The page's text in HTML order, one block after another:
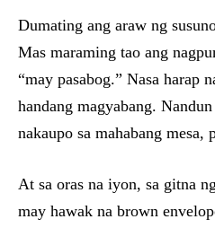
Dumating ang araw ng
Mas maraming tao ang
“may pasabog.” Nasa harap
handang magyabang.
nakaupo sa mahabang mesa,
At sa oras na iyon, sa gitna
may hawak na brown